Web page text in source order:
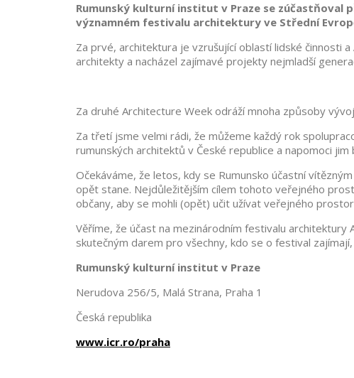
Rumunský kulturní institut v Praze se zúčastňoval
významném festivalu architektury ve Střední
Za prvé, architektura je vzrušující oblastí lidské činnosti
architekty a nacházel zajímavé projekty nejmladší
Za druhé Architecture Week odráží mnoha způsoby
Za třetí jsme velmi rádi, že můžeme každý rok
rumunských architektů v České republice a napomoci
Očekáváme, že letos, kdy se Rumunsko účastní
opět stane. Nejdůležitějším cílem tohoto veřejného
občany, aby se mohli (opět) učit užívat veřejného
Věříme, že účast na mezinárodním festivalu
skutečným darem pro všechny, kdo se o festival
Rumunský kulturní institut v Praze
Nerudova 256/5, Malá Strana, Praha 1
Česká republika
www.icr.ro/praha